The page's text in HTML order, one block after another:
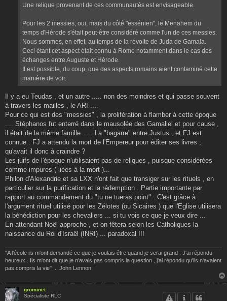
Une relique provenant de ces communautés est envisageable.
Pour les 2 messies, oui, mais du côté "essénien", le Menahem du
temps d'Hérode s'était peut-être considéré comme l'un de ces messies.
Nous sommes, en effet, au temps de la révolte de Juda de Gamala.
Ceci étant cet aspect était connu à Rome notamment dans le cas des
échanges entre Auguste et Hérode.
Il est possible, du coup, que des aspects romains aient contaminé cette
manière de voir.
Il y a eu Teudas , et un autre ..... non des moindres et qui passe souvent
à travers les mailles , le ARI ....
Pour ce qui est des "messies" , la prolifération à flamber à cette époque
.... Stéphanos fut enterré dans le mausolée des Gamaliel et pour cause ,
il était de la même famille ..... La "bagarre" entre Justus , et FJ est
connue . FJ a attendu la mort de l'Empereur pour éditer ses livres ,
qu'avait il donc à craindre ?
Les juifs de l'époque n'utilisaient pas de reliques , puisque considérées
comme impures ( liées à la mort )...
Philon d'Alexandrie et sa LXX n'ont fait que transiger sur les rituels , en
particulier sur la purification et la rédemption . Partie importante par
rapport au commandement du "tu ne tueras point" . C'est grâce à
l'argument rituel utilisé pour les Zélotes (ou Sicaires ) que l'Eglise utilisera
la bénédiction pour les chevaliers ... si tu vois ce que je veux dire ...
En attendant Noël approche , et on fêtera selon les Catholiques la
naissance du Roi d'Israël (INRI) ... paradoxal !!!
"A l'école ils m'ont demandé ce que je voulais être quand je serai grand . J'ai répondu
heureux . Ils m'ont dit que je n'avais pas compris la question , j'ai répondu qu'ils n'avaient
pas compris la vie" ... John Lennon
grominet
Spécialiste RLC